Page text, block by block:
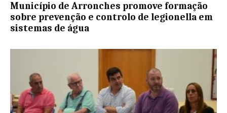
Município de Arronches promove formação
sobre prevenção e controlo de legionella em
sistemas de água